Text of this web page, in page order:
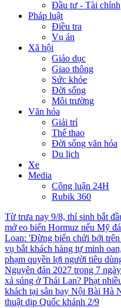
Đầu tư - Tài chính
Pháp luật
Điều tra
Vụ án
Xã hội
Giáo dục
Giao thông
Sức khỏe
Đời sống
Môi trường
Văn hóa
Giải trí
Thể thao
Đời sống văn hóa
Du lịch
Xe
Media
Công luận 24H
Rubik 360
Từ trưa nay 9/8, thí sinh bắt
mở eo biển Hormuz nếu Mỹ
Loan: 'Đừng biến chửi bới
vụ bắt khách hàng tự minh
phạm quyền lợi người tiêu
Nguyên đán 2027 trong 7 ngày
xả súng ở Thái Lan? Phạt
khách tại sân bay Nội Bài Hà
thuật dịp Quốc khánh 2/9